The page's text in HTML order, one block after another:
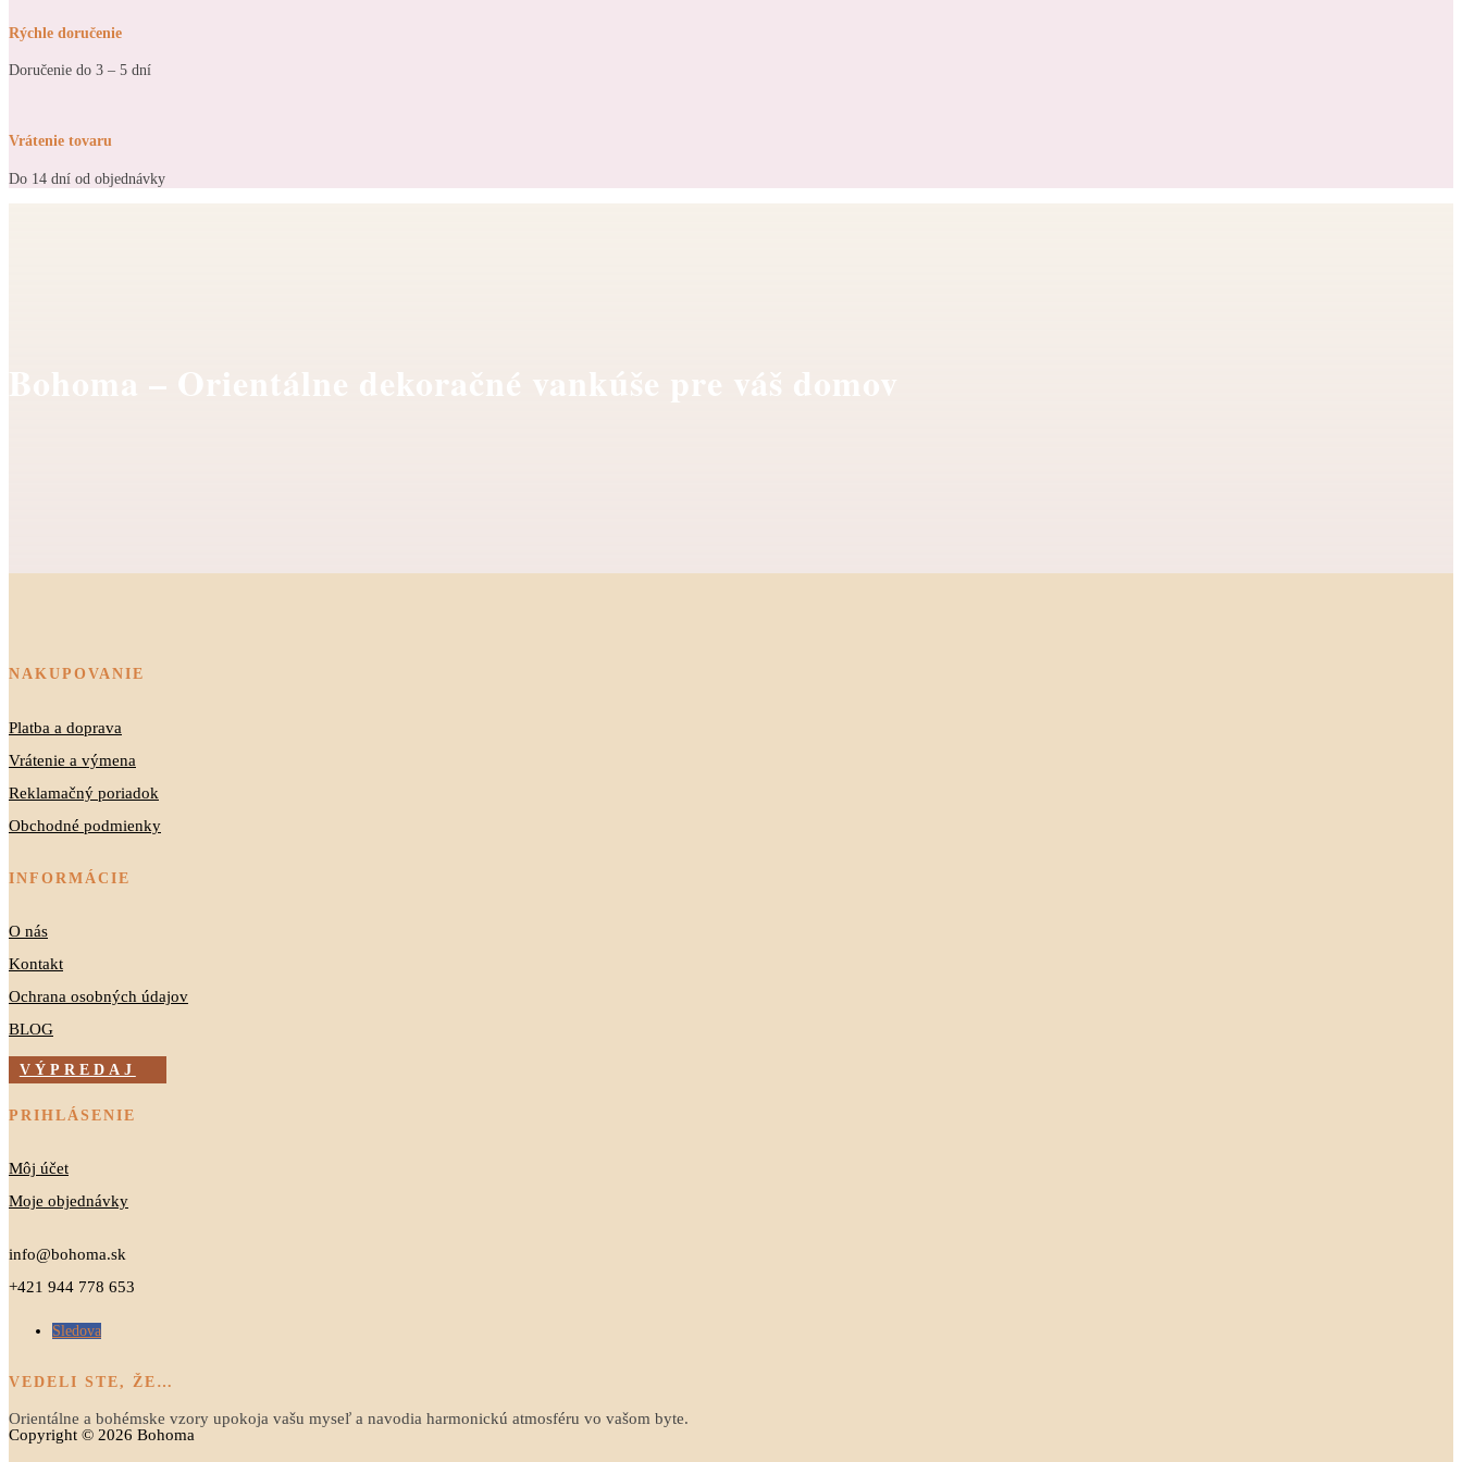
Rýchle doručenie
Doručenie do 3 – 5 dní
Vrátenie tovaru
Do 14 dní od objednávky
Bohoma – Orientálne dekoračné vankúše pre váš domov
NAKUPOVANIE
Platba a doprava
Vrátenie a výmena
Reklamačný poriadok
Obchodné podmienky
INFORMÁCIE
O nás
Kontakt
Ochrana osobných údajov
BLOG
VÝPREDAJ
PRIHLÁSENIE
Môj účet
Moje objednávky
info@bohoma.sk
+421 944 778 653
Sledova
VEDELI STE, ŽE…
Orientálne a bohémske vzory upokoja vašu myseľ a navodia harmonickú atmosféru vo vašom byte.
Copyright © 2026 Bohoma